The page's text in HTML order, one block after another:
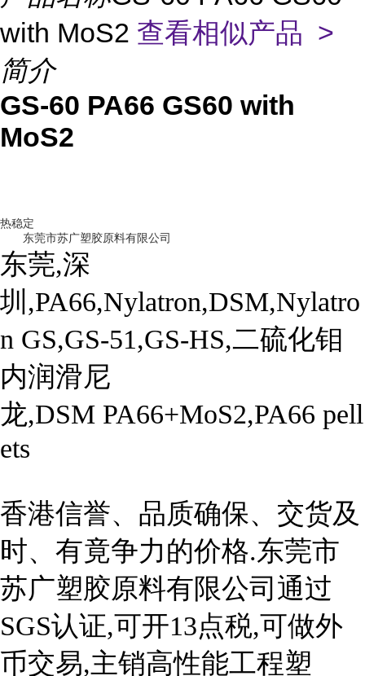
with MoS2 查看相似产品 >
简介
GS-60 PA66 GS60 with
MoS2
热稳定
东莞市苏广塑胶原料有限公司
东莞,深
圳,PA66,Nylatron,DSM,Nylatro
n GS,GS-51,GS-HS,二硫化钼
内润滑尼
龙,DSM PA66+MoS2,PA66 pell
ets
香港信誉、品质确保、交货及
时、有竟争力的价格.东莞市
苏广塑胶原料有限公司通过
SGS认证,可开13点税,可做外
币交易,主销高性能工程塑